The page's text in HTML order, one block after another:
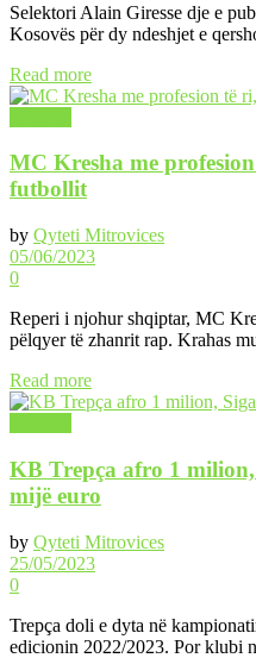
Selektori Alain Giresse dje e
Kosovës për dy ndeshjet e
Read more
MC Kresha me
futbollit
by Qyteti Mitrovices
05/06/2023
0
Reperi i njohur shqiptar, MC
pëlqyer të zhanrit rap. Krahas
Read more
KB Trepça afro 1
mijë euro
by Qyteti Mitrovices
25/05/2023
0
Trepça doli e dyta në
edicionin 2022/2023. Por klubi